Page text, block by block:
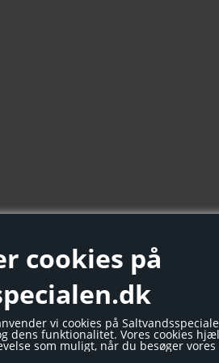
cookies på
vi cookies på
dens funktionalitet. Vores cookies
som muligt, når du besøger